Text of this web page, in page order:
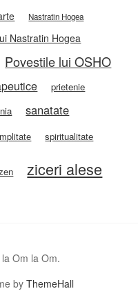
Nastratin Hogea
Nastratin Hogea
Povestile lui OSHO
prietenie
sanatate
spiritualitate
ziceri alese
Om la Om.
byThemeHall